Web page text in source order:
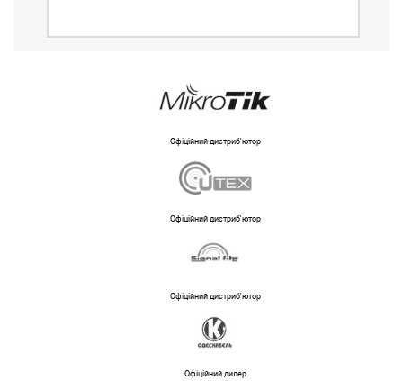
Офіційний дистриб'ютор
Офіційний дистриб'ютор
Офіційний дистриб'ютор
Офіційний дилер